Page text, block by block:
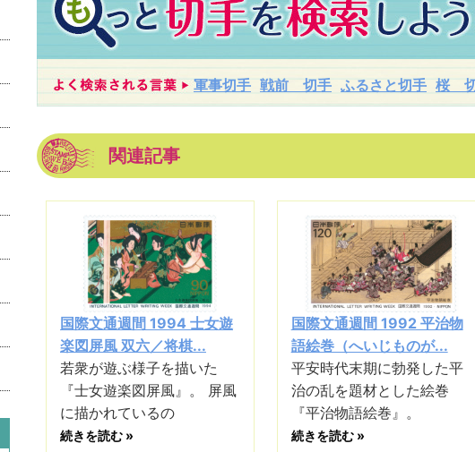
軍事切手 戦前 切手 ふるさと切手 桜
関連記事
国際文通週間 1994 士女遊
楽図屏風 双六／将棋...
若衆が遊ぶ様子を描いた
『士女遊楽図屏風』。 屏風
に描かれているの
続きを読む »
国際文通週間 1992 平治物
語絵巻（へいじものが...
平安時代末期に勃発した平
治の乱を題材とした絵巻
『平治物語絵巻』。
続きを読む »